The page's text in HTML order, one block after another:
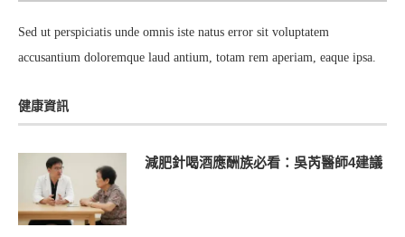
Sed ut perspiciatis unde omnis iste natus error sit voluptatem
accusantium doloremque laud antium, totam rem aperiam, eaque ipsa.
健康資訊
減肥針喝酒應酬族必看：吳芮醫師4建議